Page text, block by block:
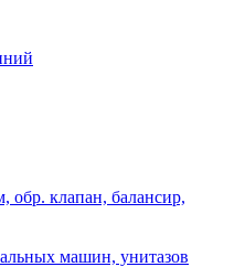
обр. клапан, балансир,
машин, унитазов